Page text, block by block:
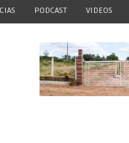
PODCAST VIDEOS